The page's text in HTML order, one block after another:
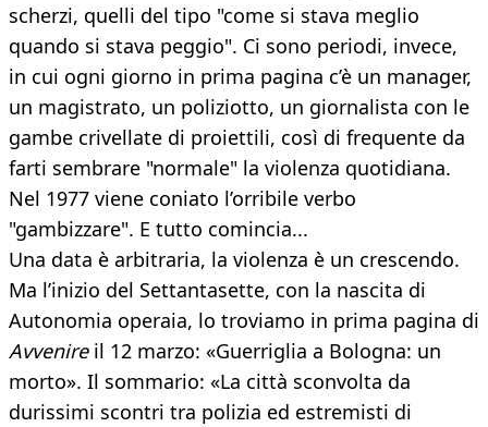
scherzi, quelli del tipo "come si stava meglio
quando si stava peggio". Ci sono periodi, invece,
in cui ogni giorno in prima pagina c’è un manager,
un magistrato, un poliziotto, un giornalista con le
gambe crivellate di proiettili, così di frequente da
farti sembrare "normale" la violenza quotidiana.
Nel 1977 viene coniato l’orribile verbo
"gambizzare". E tutto comincia...
Una data è arbitraria, la violenza è un crescendo.
Ma l’inizio del Settantasette, con la nascita di
Autonomia operaia, lo troviamo in prima pagina di
Avvenireil 12 marzo: «Guerriglia a Bologna: un
morto». Il sommario: «La città sconvolta da
durissimi scontri tra polizia ed estremisti di